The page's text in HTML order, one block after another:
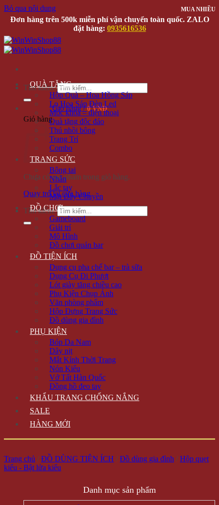
Bỏ qua nội dung
Đơn hàng trên 500k miễn phí vận chuyển toàn quốc. ZALO
đặt hàng: 0935616536
Tìm kiếm:
Giỏ hàng /0 VNĐ
Giỏ hàng
Chưa có sản phẩm trong giỏ hàng.
Quay trở lại cửa hàng
Tìm kiếm:
QUÀ TẶNG
Hộp Quà – Hoa Hồng Sáp
Lọ Hoa Sáp Đèn Led
Móc khóa – điện thoại
Quà tặng độc đáo
Thú nhồi bông
Trang Trí
Combo
TRANG SỨC
Bông tai
Nhẫn
Lắc tay
Mặt Dây Chuyền
ĐỒ CHƠI
Gameboard
Giải trí
Mô Hình
Đồ chơi quán bar
ĐỒ TIỆN ÍCH
Dụng cụ pha chế bar – trà sữa
Dụng Cụ Đi Phượt
Lót giày tăng chiều cao
Phụ Kiện Chụp Ảnh
Văn phòng phẩm
Hộp Đựng Trang Sức
Đồ dùng gia đình
PHỤ KIỆN
Bóp Da Nam
Dây nịt
Mắt Kính Thời Trang
Nón Kiểu
Vớ Tất Hàn Quốc
Đồng hồ đeo tay
KHẨU TRANG CHỐNG NẮNG
SALE
HÀNG MỚI
Trang chủ / ĐỒ DÙNG TIỆN ÍCH / Đồ dùng gia đình / Hộp quẹt
kiểu - Bật lửa kiểu
Danh mục sản phẩm
MUA NHIỀU
MUA NHIỀU
MUA NHIỀU
MUA NHIỀU